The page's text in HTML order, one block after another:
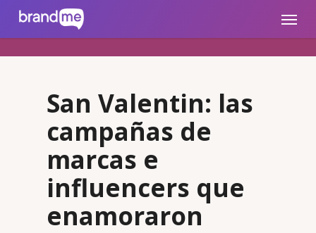
brandme.la Menu
San Valentin: las
campañas de
marcas e
influencers que
enamoraron